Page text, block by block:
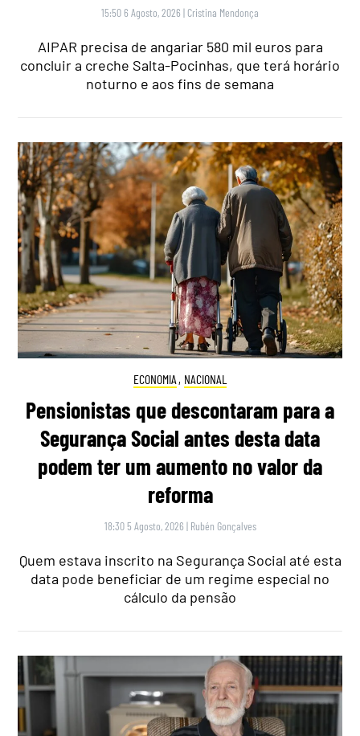
15:50 6 Agosto, 2026 | Cristina Mendonça
AIPAR precisa de angariar 580 mil euros para
concluir a creche Salta-Pocinhas, que terá horário
noturno e aos fins de semana
ECONOMIA , NACIONAL
Pensionistas que descontaram para a
Segurança Social antes desta data
podem ter um aumento no valor da
reforma
18:30 5 Agosto, 2026 | Rubén Gonçalves
Quem estava inscrito na Segurança Social até esta
data pode beneficiar de um regime especial no
cálculo da pensão